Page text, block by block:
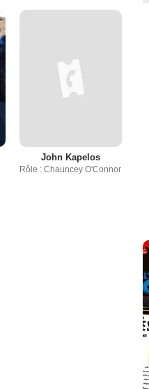
John Kapelos
Rôle : Chauncey O'Connor